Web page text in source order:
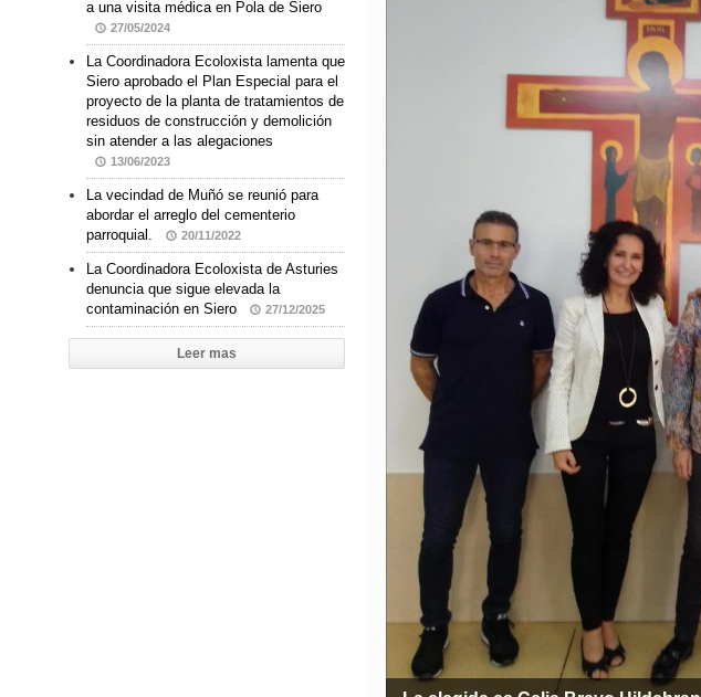
a una visita médica en Pola de Siero
27/05/2024
La Coordinadora Ecoloxista lamenta que
Siero aprobado el Plan Especial para el
proyecto de la planta de tratamientos de
residuos de construcción y demolición
sin atender a las alegaciones
13/06/2023
La vecindad de Muñó se reunió para
abordar el arreglo del cementerio
parroquial.
20/11/2022
La Coordinadora Ecoloxista de Asturies
denuncia que sigue elevada la
contaminación en Siero
27/12/2025
Leer mas